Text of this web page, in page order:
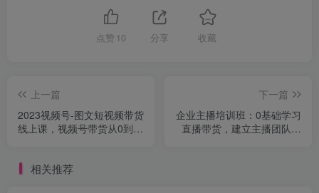
点赞 10 分享 收藏
上一篇
2023视频号-图文短视频带货
线上课，视频号带货从0到1
下一篇
企业主播培训班：0基础学习
直播带货，建立主播团队，
相关推荐